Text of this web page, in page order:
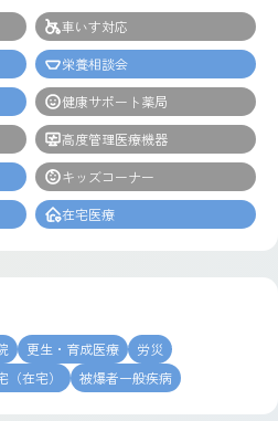
車いす対応
栄養相談会
健康サポート薬局
高度管理医療機器
キッズコーナー
在宅医療
更生・育成医療
労災
（在宅） 被爆者一般疾病